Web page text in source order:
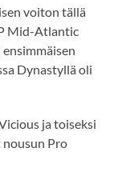
voiton tällä
Mid-Atlantic
Dynastyllä oli
ja toiseksi
nousun Pro